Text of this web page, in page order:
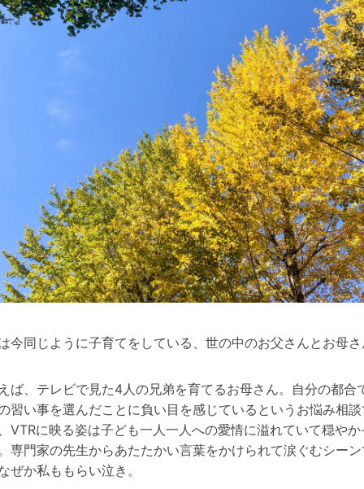
今同じように子育てをしている、世の中のお父さんとお母
ば、テレビで見た4人の兄弟を育てるお母さん。自分の都合
習い事を選んだことに負い目を感じているというお悩み相
VTRに映る姿は子ども一人一人への愛情に溢れていて穏やか
専門家の先生からあたたかい言葉をかけられて涙ぐむシー
ぜか私ももらい泣き。